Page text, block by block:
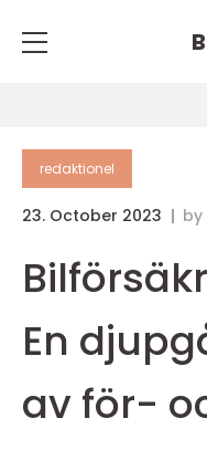
redaktionel
23. October 2023 by
En
av för-